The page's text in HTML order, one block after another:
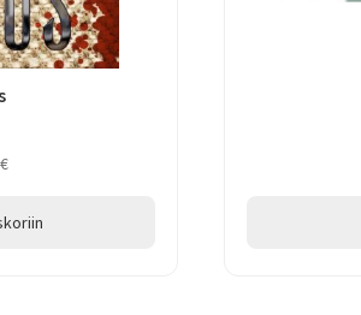
€